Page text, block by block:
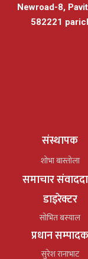
Newroad-8,
582221
संस्थापक
शोभा बास्तोला
समाचार
डाइरेक्टर
सोभित बस्याल
प्रधान सम्पादक
सुरेश रानाभाट